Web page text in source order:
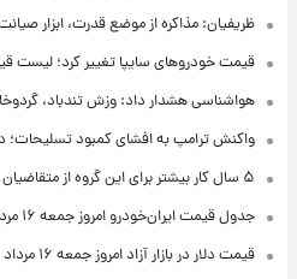
ظریفیان: مذاکره از موضع قدرت، ابزار
قیمت خودروهای سایپا تغییر کرد؛ لیست قیمت جمعه ۱۶
هواشناسی هشدار داد: وزش تندباد، گردوخاک و رگبار
واکنش ترامپ به افشای کمبود
۵ سال کار بیشتر برای این گروه از متقاضیان بازنشستگی
جدول قیمت ایران‌خودرو امروز جمعه ۱۶ مرداد؛ قیمت‌ها تغییر کرد
قیمت دلار در بازار آزاد امروز جمعه ۱۶ مرداد ۱۴۰۵